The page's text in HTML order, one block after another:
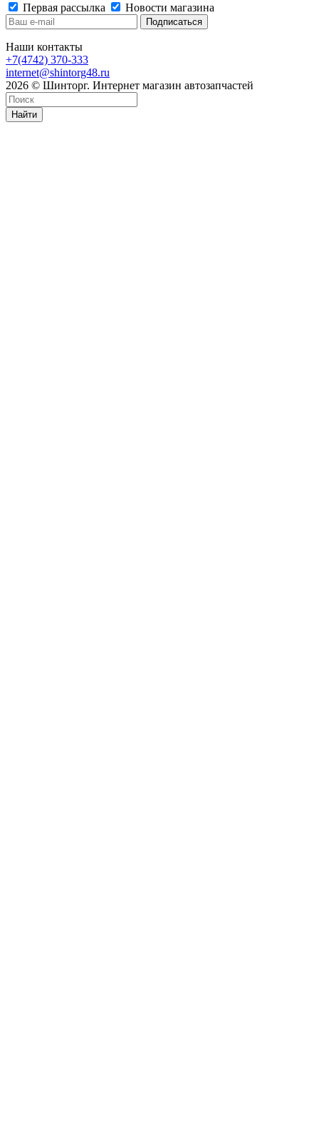
Первая рассылка
Новости магазина
Наши контакты
+7(4742) 370-333
internet@shintorg48.ru
2026 © Шинторг. Интернет магазин автозапчастей
Найти